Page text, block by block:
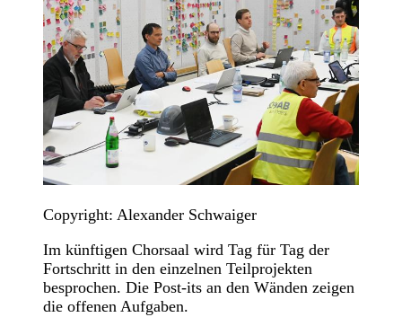
Copyright: Alexander Schwaiger
Im künftigen Chorsaal wird Tag für Tag der
Fortschritt in den einzelnen Teilprojekten
besprochen. Die Post-its an den Wänden zeigen
die offenen Aufgaben.